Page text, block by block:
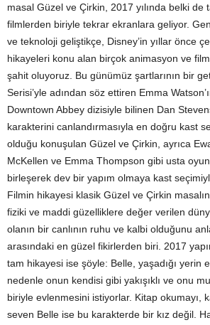
masal Güzel ve Çirkin, 2017 yılında belki de
filmlerden biriyle tekrar ekranlara geliyor.
ve teknoloji geliştikçe, Disney’in yıllar önce
hikayeleri konu alan birçok animasyon ve
şahit oluyoruz. Bu günümüz şartlarının bir
Serisi’yle adından söz ettiren Emma
Downtown Abbey dizisiyle bilinen Dan
karakterini canlandırmasıyla en doğru kast
olduğu konuşulan Güzel ve Çirkin, ayrıca
McKellen ve Emma Thompson gibi usta
birleşerek dev bir yapım olmaya kast
Filmin hikayesi klasik Güzel ve Çirkin
fiziki ve maddi güzelliklere değer verilen
olanın bir canlının ruhu ve kalbi olduğunu
arasındaki en güzel fikirlerden biri. 2017
tam hikayesi ise şöyle: Belle, yaşadığı yerin
nedenle onun kendisi gibi yakışıklı ve onu
biriyle evlenmesini istiyorlar. Kitap okumayı,
seven Belle ise bu karakterde bir kız değil.